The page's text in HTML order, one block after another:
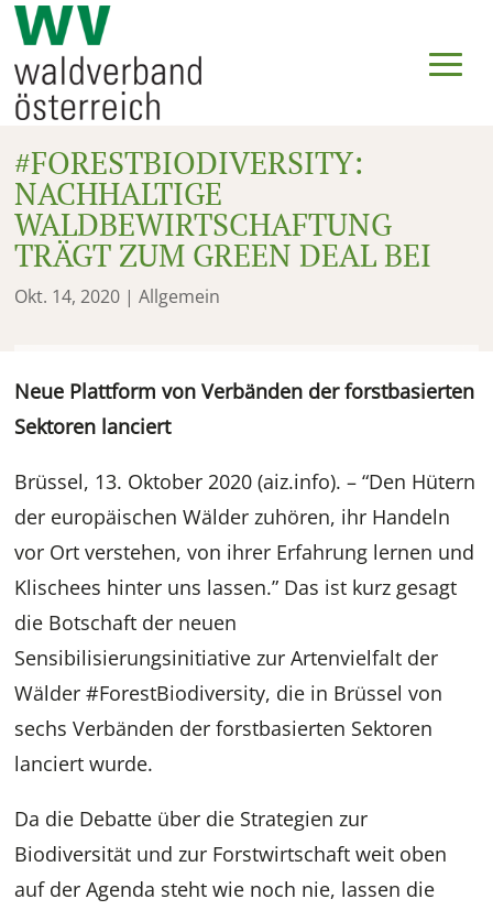
#FORESTBIODIVERSITY:
NACHHALTIGE
WALDBEWIRTSCHAFTUNG
TRÄGT ZUM GREEN DEAL BEI
Okt. 14, 2020 | Allgemein
Neue Plattform von Verbänden der forstbasierten
Sektoren lanciert
Brüssel, 13. Oktober 2020 (aiz.info). – “Den Hütern
der europäischen Wälder zuhören, ihr Handeln
vor Ort verstehen, von ihrer Erfahrung lernen und
Klischees hinter uns lassen.” Das ist kurz gesagt
die Botschaft der neuen
Sensibilisierungsinitiative zur Artenvielfalt der
Wälder #ForestBiodiversity, die in Brüssel von
sechs Verbänden der forstbasierten Sektoren
lanciert wurde.
Da die Debatte über die Strategien zur
Biodiversität und zur Forstwirtschaft weit oben
auf der Agenda steht wie noch nie, lassen die